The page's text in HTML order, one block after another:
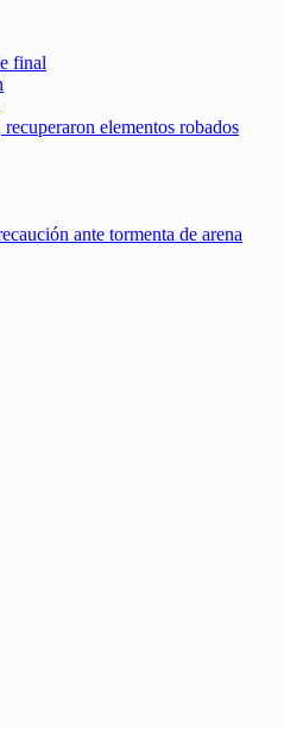
final
elementos robados
ante tormenta de arena